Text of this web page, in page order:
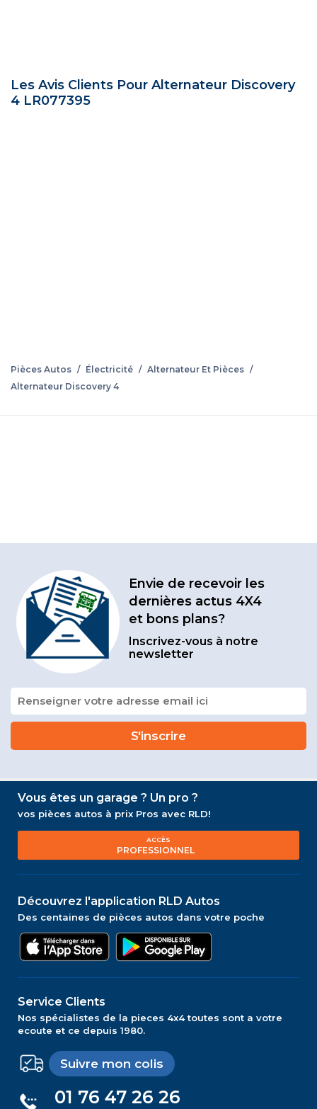
Les Avis Clients Pour Alternateur Discovery
4 LR077395
Pièces Autos / Électricité / Alternateur Et Pièces /
Alternateur Discovery 4
Envie de recevoir les
dernières actus 4X4
et bons plans?
Inscrivez-vous à notre
newsletter
Vous êtes un garage ? Un pro ?
vos pièces autos à prix Pros avec RLD!
ACCÈS
PROFESSIONNEL
Découvrez l'application RLD Autos
Des centaines de pièces autos dans votre poche
Service Clients
Nos spécialistes de la pieces 4x4 toutes sont a votre
ecoute et ce depuis 1980.
Suivre mon colis
01 76 47 26 26